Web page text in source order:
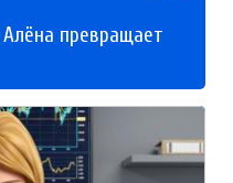
Алёна превращает